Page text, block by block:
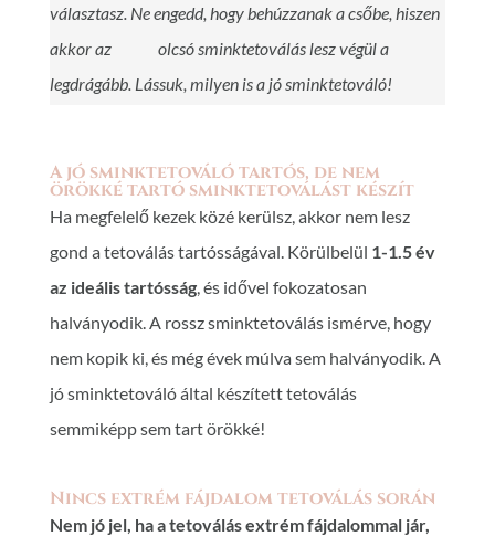
választasz. Ne engedd, hogy behúzzanak a csőbe, hiszen
akkor az olcsó sminktetoválás lesz végül a
legdrágább. Lássuk, milyen is a jó sminktetováló!
A jó sminktetováló tartós, de nem
örökké tartó sminktetoválást készít
Ha megfelelő kezek közé kerülsz, akkor nem lesz
gond a tetoválás tartósságával. Körülbelül 1-1.5 év
az ideális tartósság, és idővel fokozatosan
halványodik. A rossz sminktetoválás ismérve, hogy
nem kopik ki, és még évek múlva sem halványodik. A
jó sminktetováló által készített tetoválás
semmiképp sem tart örökké!
Nincs extrém fájdalom tetoválás során
Nem jó jel, ha a tetoválás extrém fájdalommal jár,